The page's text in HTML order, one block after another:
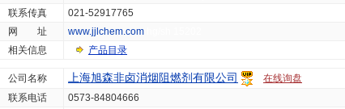
联系传真
021-52917765
网 址
www.jjlchem.com
相关信息
产品目录
公司名称 上海旭森非卤消烟阻燃剂有限公司 在线询盘
联系电话
0573-84804666